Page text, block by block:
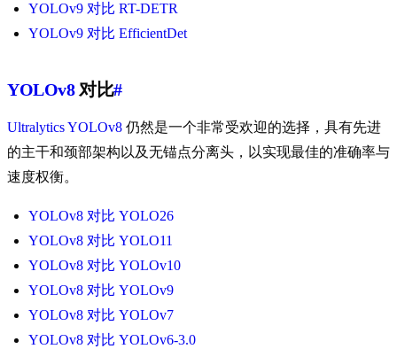
YOLOv9 对比 RT-DETR
YOLOv9 对比 EfficientDet
YOLOv8对比#
Ultralytics YOLOv8 仍然是一个非常受欢迎的选择，具有先进
的主干和颈部架构以及无锚点分离头，以实现最佳的准确率与
速度权衡。
YOLOv8 对比 YOLO26
YOLOv8 对比 YOLO11
YOLOv8 对比 YOLOv10
YOLOv8 对比 YOLOv9
YOLOv8 对比 YOLOv7
YOLOv8 对比 YOLOv6-3.0